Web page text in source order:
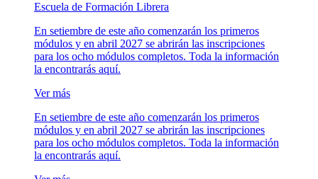
Escuela de Formación Librera
En setiembre de este año comenzarán los primeros
módulos y en abril 2027 se abrirán las inscripciones
para los ocho módulos completos. Toda la información
la encontrarás aquí.
Ver más
En setiembre de este año comenzarán los primeros
módulos y en abril 2027 se abrirán las inscripciones
para los ocho módulos completos. Toda la información
la encontrarás aquí.